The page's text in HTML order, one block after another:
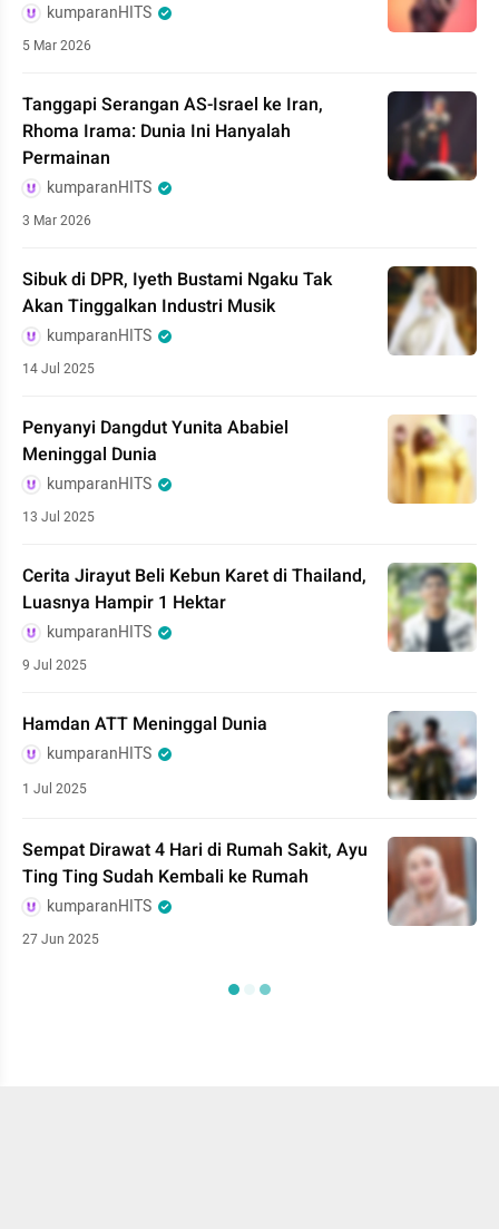
kumparanHITS
5 Mar 2026
Tanggapi Serangan AS-Israel ke Iran,
Rhoma Irama: Dunia Ini Hanyalah
Permainan
kumparanHITS
3 Mar 2026
Sibuk di DPR, Iyeth Bustami Ngaku Tak
Akan Tinggalkan Industri Musik
kumparanHITS
14 Jul 2025
Penyanyi Dangdut Yunita Ababiel
Meninggal Dunia
kumparanHITS
13 Jul 2025
Cerita Jirayut Beli Kebun Karet di Thailand,
Luasnya Hampir 1 Hektar
kumparanHITS
9 Jul 2025
Hamdan ATT Meninggal Dunia
kumparanHITS
1 Jul 2025
Sempat Dirawat 4 Hari di Rumah Sakit, Ayu
Ting Ting Sudah Kembali ke Rumah
kumparanHITS
27 Jun 2025